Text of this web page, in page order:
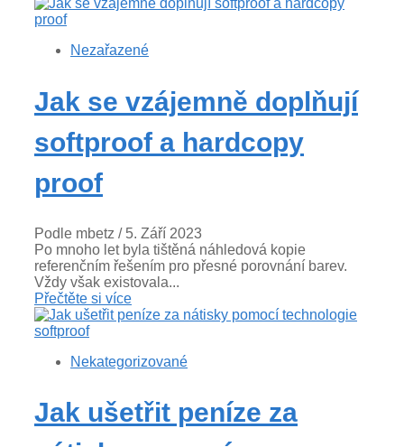
Nezařazené
Jak se vzájemně doplňují
softproof a hardcopy
proof
Podle mbetz / 5. Září 2023
Po mnoho let byla tištěná náhledová kopie
referenčním řešením pro přesné porovnání barev.
Vždy však existovala...
Přečtěte si více
Nekategorizované
Jak ušetřit peníze za